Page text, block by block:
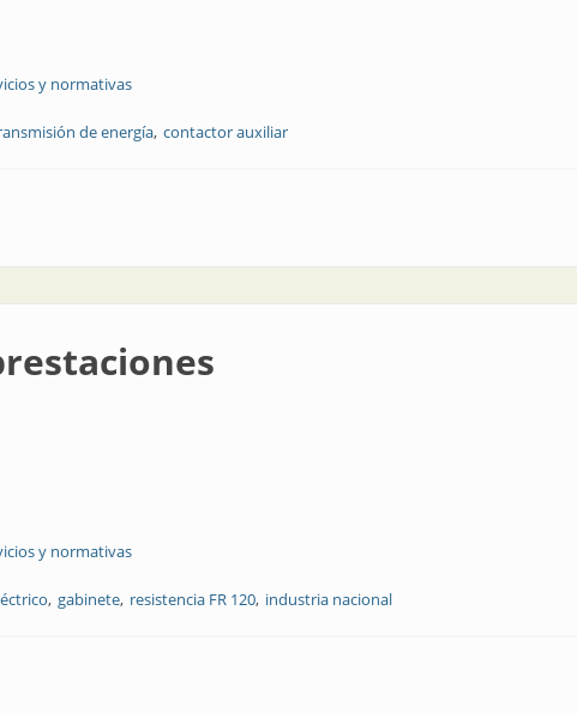
y normativas
de energía contactor auxiliar
industria
y normativas
gabinete resistencia FR 120 industria nacional